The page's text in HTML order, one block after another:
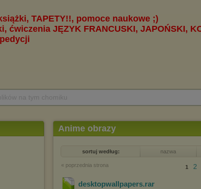
Anime obrazy
sortuj według: nazwa
« poprzednia strona 1 2
desktopwallpapers.rar